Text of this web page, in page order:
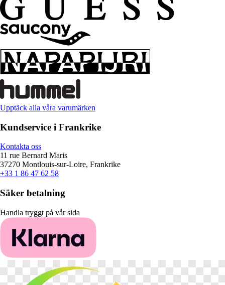
Upptäck alla våra varumärken
Kundservice i Frankrike
Kontakta oss
11 rue Bernard Maris
37270 Montlouis-sur-Loire, Frankrike
+33 1 86 47 62 58
Säker betalning
Handla tryggt på vår sida